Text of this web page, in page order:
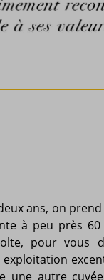
ans, on
à peu près
pour vous
exploitation
une autre